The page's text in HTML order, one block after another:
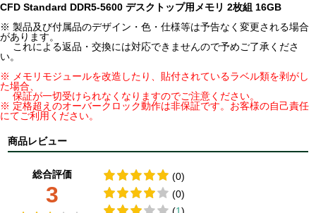
CFD Standard DDR5-5600 デスクトップ用メモリ 2枚組 16GB
※ 製品及び付属品のデザイン・色・仕様等は予告なく変更される場合
があります。
これによる返品・交換には対応できませんので予めご了承くださ
い。
※ メモリモジュールを改造したり、貼付されているラベル類を剥がし
た場合、
保証が一切受けられなくなりますのでご注意ください。
※ 定格超えのオーバークロック動作は非保証です。お客様の自己責任
にてご利用ください。
商品レビュー
総合評価
3
(0)
(0)